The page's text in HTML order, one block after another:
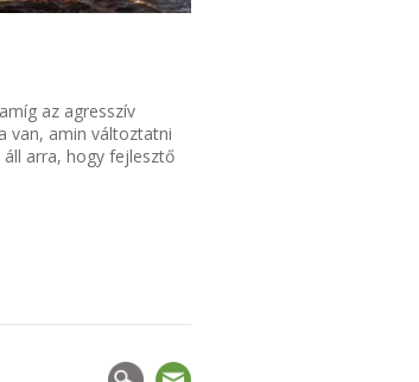
az agresszív
van, amin változtatni
arra, hogy fejlesztő